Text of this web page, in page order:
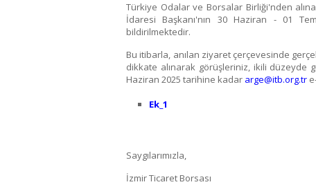
Türkiye Odalar ve Borsalar Birliği'nden
İdaresi Başkanı'nın 30 Haziran - 01
bildirilmektedir.
Bu itibarla, anılan ziyaret çerçevesinde
dikkate alınarak görüşleriniz, ikili düzeyde
Haziran 2025 tarihine kadar arge@itb.org.tr
Ek_1
Saygılarımızla,
İzmir Ticaret Borsası